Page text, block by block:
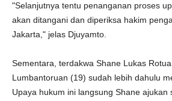
"Selanjutnya tentu penanganan proses
akan ditangani dan diperiksa hakim
Jakarta," jelas Djuyamto.
Sementara, terdakwa Shane Lukas
Lumbantoruan (19) sudah lebih dahulu
Upaya hukum ini langsung Shane ajukan